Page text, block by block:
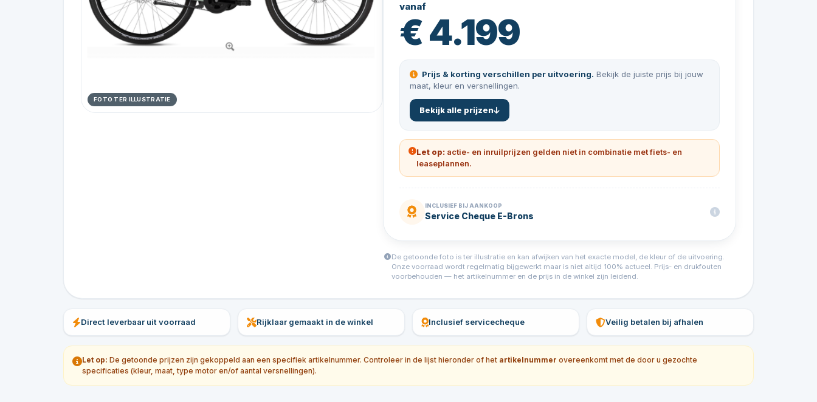
FOTO TER ILLUSTRATIE
vanaf
€ 4.199
Prijs & korting verschillen per uitvoering. Bekijk de juiste prijs bij jouw
maat, kleur en versnellingen.
Bekijk alle prijzen
Let op:actie- en inruilprijzen gelden niet in combinatie met fiets- en
leaseplannen.
INCLUSIEF BIJ AANKOOP
Service Cheque E-Brons
De getoonde foto is ter illustratie en kan afwijken van het exacte model, de kleur of de uitvoering.
Onze voorraad wordt regelmatig bijgewerkt maar is niet altijd 100% actueel. Prijs- en drukfouten
voorbehouden — het artikelnummer en de prijs in de winkel zijn leidend.
Direct leverbaar uit voorraad Rijklaar gemaakt in de winkel Inclusief servicecheque Veilig betalen bij afhalen
Let op: De getoonde prijzen zijn gekoppeld aan een specifiek artikelnummer. Controleer in de lijst hieronder of het artikelnummer overeenkomt met de door u gezochte
specificaties (kleur, maat, type motor en/of aantal versnellingen).